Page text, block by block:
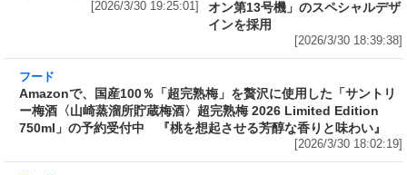
Amazonで、国産100％「超完熟梅」を贅沢に使
用した「サントリー梅酒〈山崎蒸溜所貯蔵梅
酒〉超完熟梅 2026 Limited Edition 750ml」の
予約受付中 『桃を想起させる芳醇な香りと味
[2026/3/30 18:02:19]
フード
ラーメン山岡家監修で創業から変わらぬ伝統の
味を再現したカップ麺がさらに“濃くて旨い”ス